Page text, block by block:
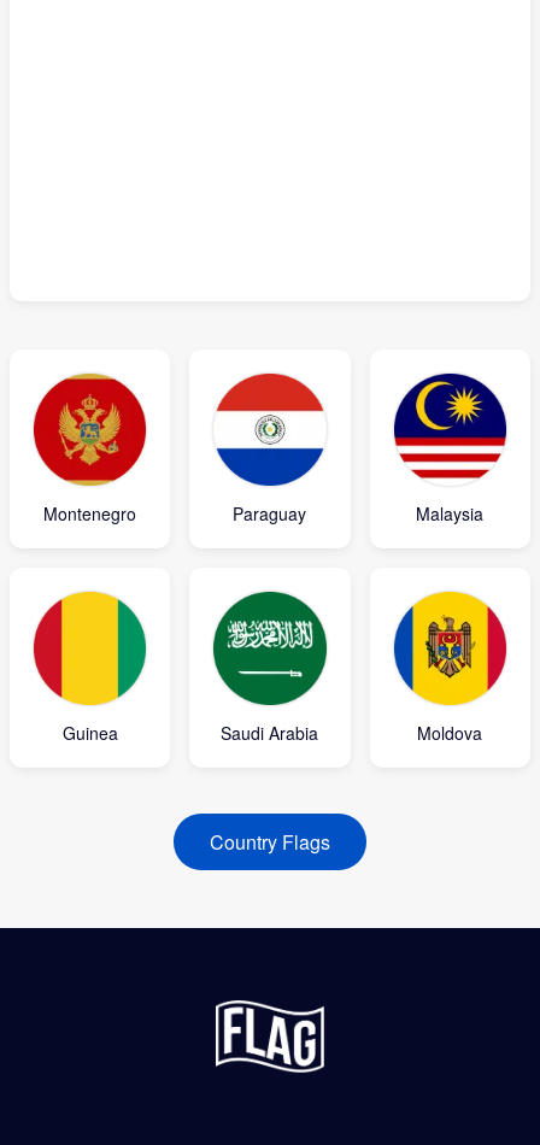
Montenegro Paraguay Malaysia
Guinea Saudi Arabia Moldova
Country Flags